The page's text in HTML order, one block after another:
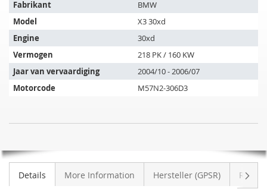
artikel
past
op
de
volgende
voertuigen:
Fabrikant
BMW
Model
X3 30xd
Engine
30xd
Vermogen
218 PK / 160 KW
Jaar van vervaardiging
2004/10 - 2006/07
Motorcode
M57N2-306D3
BMW
30xd
VOORRAAD
Details More Information Hersteller (GPSR)